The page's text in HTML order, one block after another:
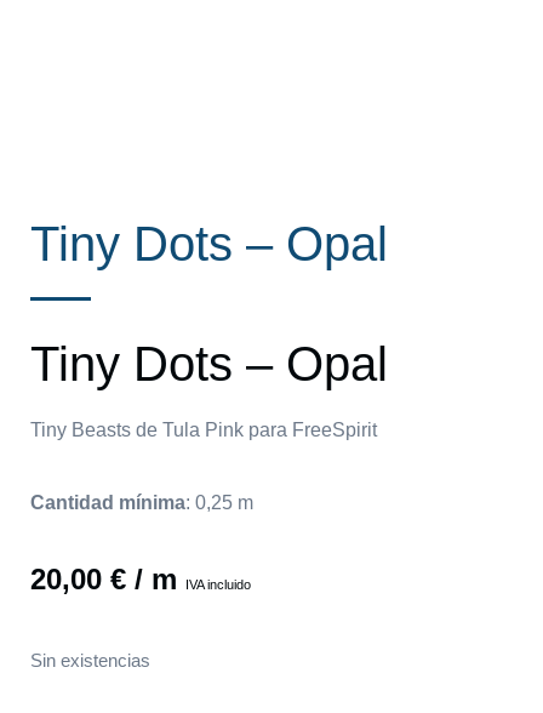
Tiny Dots – Opal
Tiny Dots – Opal
Tiny Beasts de Tula Pink para FreeSpirit
Cantidad mínima: 0,25 m
20,00 € / m IVA incluido
Sin existencias